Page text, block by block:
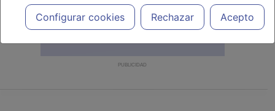
profesionales facultados prescribir medicamentos y decidir, en
cada caso concreto, el tratamiento más adecuado a las
necesidades del paciente.
Configurar cookies Rechazar Acepto
PUBLICIDAD